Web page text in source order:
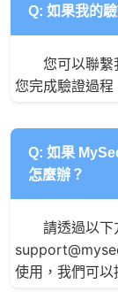
Q: 如果我的
您可以聯繫
您完成驗證過
Q: 如果
怎麼辦？
請透過以下
使用，我們可以